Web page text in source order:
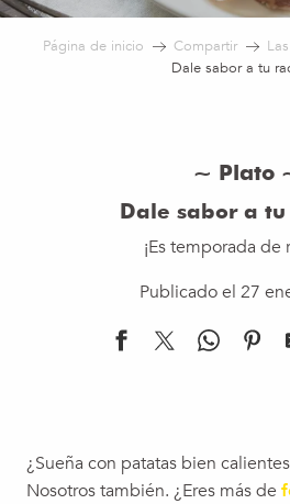
Página de inicio Compartir
Dale sabor a tu
~ Plato
Dale sabor a
¡Es temporada de
Publicado el 27
¿Sueña con patatas bien
Nosotros también. ¿Eres más de